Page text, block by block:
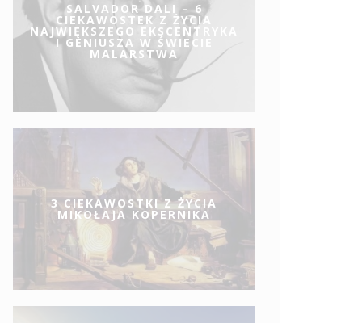
SALVADOR DALI – 6
CIEKAWOSTEK Z ŻYCIA
NAJWIĘKSZEGO EKSCENTRYKA
I GENIUSZA W ŚWIECIE
MALARSTWA
3 CIEKAWOSTKI Z ŻYCIA
MIKOŁAJA KOPERNIKA